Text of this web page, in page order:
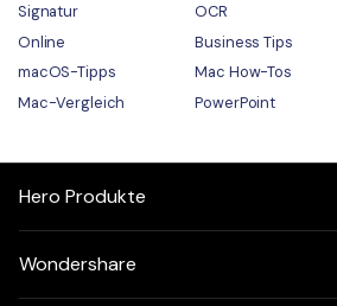
Signatur
OCR
Online
Business Tips
macOS-Tipps
Mac How-Tos
Mac-Vergleich
PowerPoint
Hero Produkte
Wondershare